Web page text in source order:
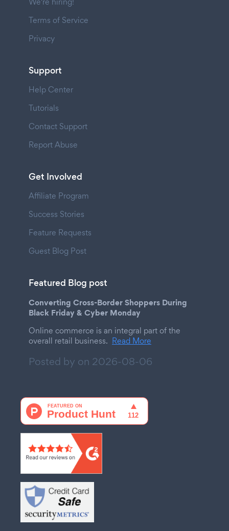
Terms of Service
Privacy
Support
Help Center
Tutorials
Contact Support
Report Abuse
Get Involved
Affiliate Program
Success Stories
Feature Requests
Guest Blog Post
Featured Blog post
Converting Cross-Border Shoppers During
Black Friday & Cyber Monday
Online commerce is an integral part of the
overall retail business. Read More
Posted by on 2026-08-06